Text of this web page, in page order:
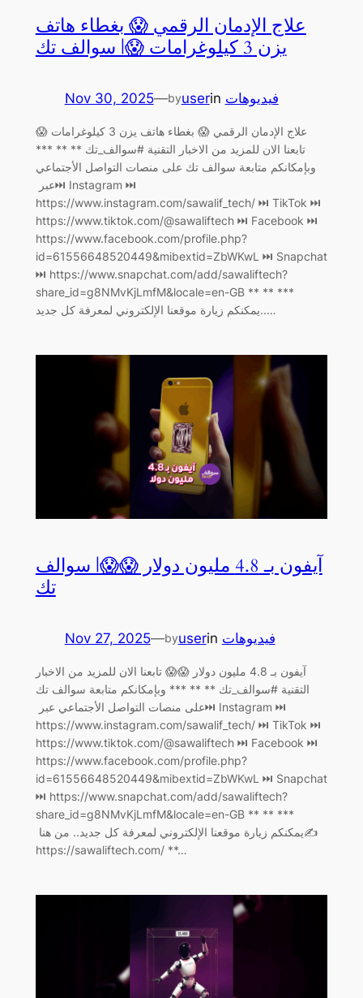
علاج الإدمان الرقمي 😱 بغطاء هاتف
يزن 3 كيلوغرامات 😱| سوالف تك
Nov 30, 2025—byuserin فيديوهات
علاج الإدمان الرقمي 😱 بغطاء هاتف يزن 3 كيلوغرامات 😱
تابعنا الان للمزيد من الاخبار التقنية #سوالف_تك ** ** ***
وبإمكانكم متابعة سوالف تك على منصات التواصل الأجتماعي
عبر ‏⏭ Instagram ⏭
https://www.instagram.com/sawalif_tech/ ‏⏭ TikTok ⏭
https://www.tiktok.com/@sawaliftech ‏⏭ Facebook ⏭
https://www.facebook.com/profile.php?
id=61556648520449&mibextid=ZbWKwL ‏⏭ Snapchat
⏭ https://www.snapchat.com/add/sawaliftech?
share_id=g8NMvKjLmfM&locale=en-GB ** ** ***
يمكنكم زيارة موقعنا الإلكتروني لمعرفة كل جديد..…
آيفون بـ 4.8 مليون دولار 😱😱| سوالف
تك
Nov 27, 2025—byuserin فيديوهات
آيفون بـ 4.8 مليون دولار 😱😱 تابعنا الان للمزيد من الاخبار
التقنية #سوالف_تك ** ** *** وبإمكانكم متابعة سوالف تك
على منصات التواصل الأجتماعي عبر ‏⏭ Instagram ⏭
https://www.instagram.com/sawalif_tech/ ‏⏭ TikTok ⏭
https://www.tiktok.com/@sawaliftech ‏⏭ Facebook ⏭
https://www.facebook.com/profile.php?
id=61556648520449&mibextid=ZbWKwL ‏⏭ Snapchat
⏭ https://www.snapchat.com/add/sawaliftech?
share_id=g8NMvKjLmfM&locale=en-GB ** ** ***
يمكنكم زيارة موقعنا الإلكتروني لمعرفة كل جديد.. من هنا ‏✍️
https://sawaliftech.com/ **…